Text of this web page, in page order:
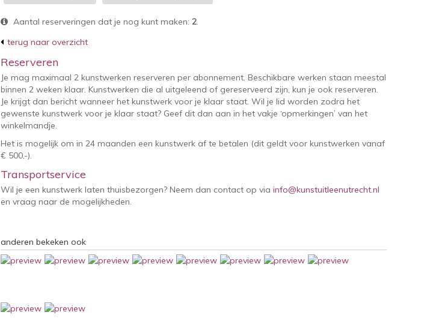
Aantal reserveringen dat je nog kunt maken: 2
terug naar overzicht
Reserveren
Je mag maximaal 2 kunstwerken reserveren per abonnement. Beschikbare werken staan meestal
binnen 2 weken klaar. Kunstwerken die al uitgeleend of gereserveerd zijn, kun je ook reserveren.
Je krijgt dan bericht wanneer het kunstwerk voor je klaar staat. Wil je lid worden zodra het
gewenste kunstwerk voor je klaar staat? Geef dit dan aan in het vakje ‘opmerkingen’ van het
winkelmandje.
Het is mogelijk om in 24 maanden een kunstwerk af te betalen (dit geldt voor kunstwerken vanaf
€ 500,-).
Transportservice
Wil je een kunstwerk laten thuisbezorgen? Neem dan contact op via info@kunstuitleenutrecht.nl
en vraag naar de mogelijkheden.
anderen bekeken ook